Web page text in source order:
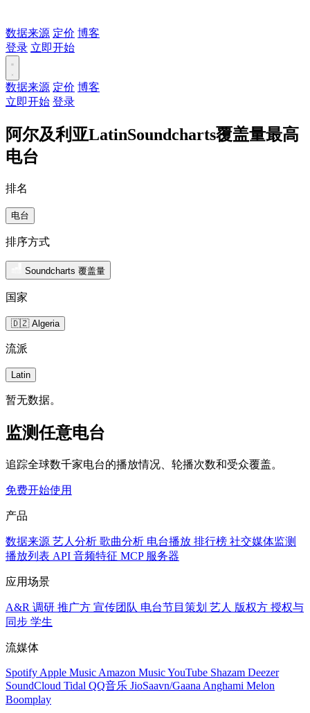
数据来源 定价 博客
登录 立即开始
数据来源 定价 博客
立即开始 登录
阿尔及利亚LatinSoundcharts覆盖量最高
电台
排名
电台
排序方式
Soundcharts 覆盖量
国家
🇩🇿 Algeria
流派
Latin
暂无数据。
监测任意电台
追踪全球数千家电台的播放情况、轮播次数和受众覆盖。
免费开始使用
产品
数据来源 艺人分析 歌曲分析 电台播放 排行榜 社交媒体监测
播放列表 API 音频特征 MCP 服务器
应用场景
A&R 调研 推广方 宣传团队 电台节目策划 艺人 版权方 授权与
同步 学生
流媒体
Spotify Apple Music Amazon MusicYouTube Shazam Deezer
SoundCloud Tidal QQ音乐 JioSaavn/Gaana Anghami Melon
Boomplay